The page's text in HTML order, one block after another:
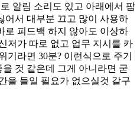
알림 소리도 있고 아래에서 팝
어서 대부분 끄고 많이 사용하
로 피드백 하지 않아도 이상하
저가 따로 없고 업무 지시를 카
기라면 30분? 이런식으로 주기
것 같은데 그게 아니라면 굳
을 들일 필요가 없으실것 같구